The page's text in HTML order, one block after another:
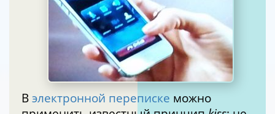
В электронной переписке можно